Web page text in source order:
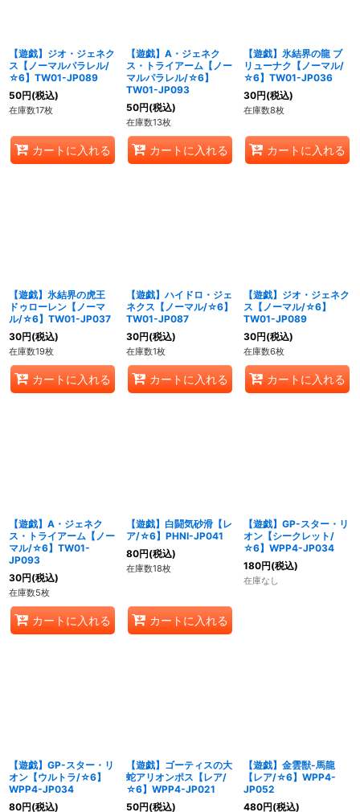
【遊戯】ジオ・ジェネク
ス【ノーマルパラレル/
☆6】TW01-JP089
50円(税込)
在庫数17枚
カートに入れる
【遊戯】A・ジェネク
ス・トライアーム【ノー
マルパラレル/☆6】
TW01-JP093
50円(税込)
在庫数13枚
カートに入れる
【遊戯】氷結界の龍 ブ
リューナク【ノーマル/
☆6】TW01-JP036
30円(税込)
在庫数8枚
カートに入れる
【遊戯】氷結界の虎王
ドゥローレン【ノーマ
ル/☆6】TW01-JP037
30円(税込)
在庫数19枚
カートに入れる
【遊戯】ハイドロ・ジェ
ネクス【ノーマル/☆6】
TW01-JP087
30円(税込)
在庫数1枚
カートに入れる
【遊戯】ジオ・ジェネク
ス【ノーマル/☆6】
TW01-JP089
30円(税込)
在庫数6枚
カートに入れる
【遊戯】A・ジェネク
ス・トライアーム【ノー
マル/☆6】TW01-
JP093
30円(税込)
在庫数5枚
カートに入れる
【遊戯】白闘気砂滑【レ
ア/☆6】PHNI-JP041
80円(税込)
在庫数18枚
カートに入れる
【遊戯】GP-スター・リ
オン【シークレット/
☆6】WPP4-JP034
180円(税込)
在庫なし
【遊戯】GP-スター・リ
オン【ウルトラ/☆6】
WPP4-JP034
80円(税込)
【遊戯】ゴーティスの大
蛇アリオンポス【レア/
☆6】WPP4-JP021
50円(税込)
【遊戯】金雲獣-馬龍
【レア/☆6】WPP4-
JP052
480円(税込)